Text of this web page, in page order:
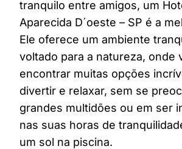
tranquilo entre amigos, um
Aparecida D´oeste – SP é a
Ele oferece um ambiente
voltado para a natureza, onde
encontrar muitas opções
divertir e relaxar, sem se
grandes multidões ou em ser
nas suas horas de
um sol na piscina.